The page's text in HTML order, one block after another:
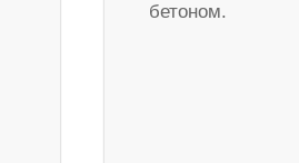
бетоном.